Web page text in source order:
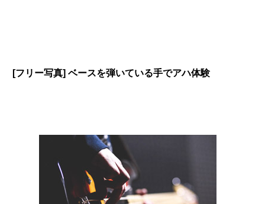
[フリー写真] ベースを弾いている手でアハ体験